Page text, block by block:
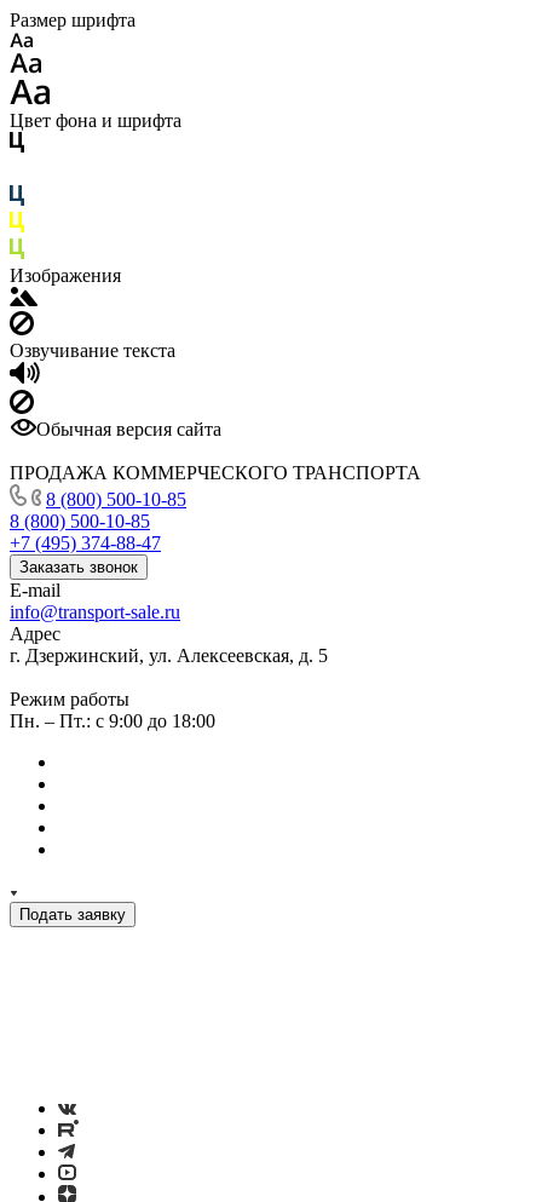
Размер шрифта
Цвет фона и шрифта
Изображения
Озвучивание текста
Обычная версия сайта
ПРОДАЖА КОММЕРЧЕСКОГО ТРАНСПОРТА
8 (800) 500-10-85
8 (800) 500-10-85
+7 (495) 374-88-47
Заказать звонок
E-mail
info@transport-sale.ru
Адрес
г. Дзержинский, ул. Алексеевская, д. 5
Режим работы
Пн. – Пт.: с 9:00 до 18:00
Подать заявку